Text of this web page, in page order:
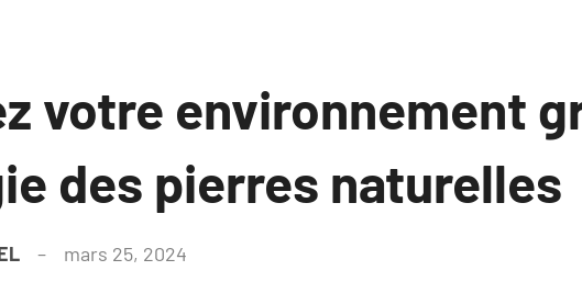
votre environnement
des pierres naturelles
mars 25, 2024